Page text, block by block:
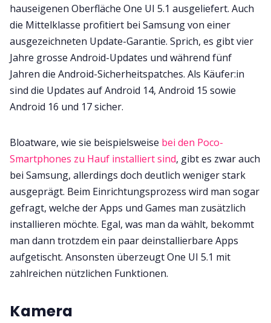
hauseigenen Oberfläche One UI 5.1 ausgeliefert. Auch
die Mittelklasse profitiert bei Samsung von einer
ausgezeichneten Update-Garantie. Sprich, es gibt vier
Jahre grosse Android-Updates und während fünf
Jahren die Android-Sicherheitspatches. Als Käufer:in
sind die Updates auf Android 14, Android 15 sowie
Android 16 und 17 sicher.
Bloatware, wie sie beispielsweise bei den Poco-
Smartphones zu Hauf installiert sind, gibt es zwar auch
bei Samsung, allerdings doch deutlich weniger stark
ausgeprägt. Beim Einrichtungsprozess wird man sogar
gefragt, welche der Apps und Games man zusätzlich
installieren möchte. Egal, was man da wählt, bekommt
man dann trotzdem ein paar deinstallierbare Apps
aufgetischt. Ansonsten überzeugt One UI 5.1 mit
zahlreichen nützlichen Funktionen.
Kamera